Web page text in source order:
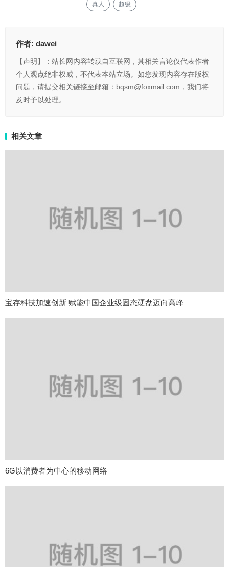
真人 超级
作者: dawei
【声明】：站长网内容转载自互联网，其相关言论仅代表作者
个人观点绝非权威，不代表本站立场。如您发现内容存在版权
问题，请提交相关链接至邮箱：bqsm@foxmail.com，我们将
及时予以处理。
相关文章
宝存科技加速创新 赋能中国企业级固态硬盘迈向高峰
6G以消费者为中心的移动网络